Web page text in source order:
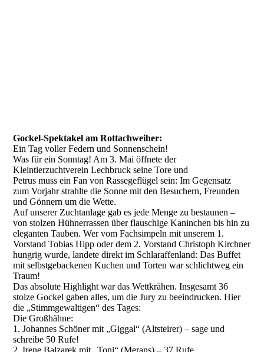
Gockel-Spektakel am Rottachweiher:
Ein Tag voller Federn und Sonnenschein!
Was für ein Sonntag! Am 3. Mai öffnete der
Kleintierzuchtverein Lechbruck seine Tore und
Petrus muss ein Fan von Rassegeflügel sein: Im Gegensatz
zum Vorjahr strahlte die Sonne mit den Besuchern, Freunden
und Gönnern um die Wette.
Auf unserer Zuchtanlage gab es jede Menge zu bestaunen –
von stolzen Hühnerrassen über flauschige Kaninchen bis hin zu
eleganten Tauben. Wer vom Fachsimpeln mit unserem 1.
Vorstand Tobias Hipp oder dem 2. Vorstand Christoph Kirchner
hungrig wurde, landete direkt im Schlaraffenland: Das Buffet
mit selbstgebackenen Kuchen und Torten war schlichtweg ein
Traum!
Das absolute Highlight war das Wettkrähen. Insgesamt 36
stolze Gockel gaben alles, um die Jury zu beeindrucken. Hier
die „Stimmgewaltigen“ des Tages:
Die Großhähne:
1. Johannes Schöner mit „Giggal“ (Altsteirer) – sage und
schreibe 50 Rufe!
2. Irene Balzarek mit „Toni“ (Merans) – 37 Rufe.